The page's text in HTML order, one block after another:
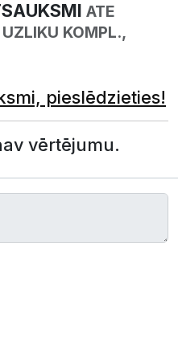
ATE
KOMPL.,
pieslēdzieties!
vērtējumu.